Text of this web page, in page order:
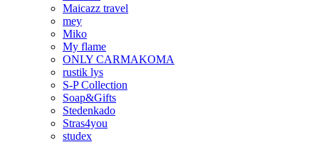
Maicazz travel
mey
Miko
My flame
ONLY CARMAKOMA
rustik lys
S-P Collection
Soap&Gifts
Stedenkado
Stras4you
studex